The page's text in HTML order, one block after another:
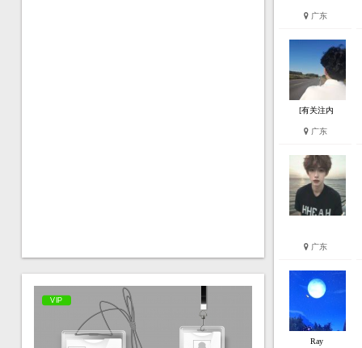
广东
[有关注内
广东
广东
Ray
VIP